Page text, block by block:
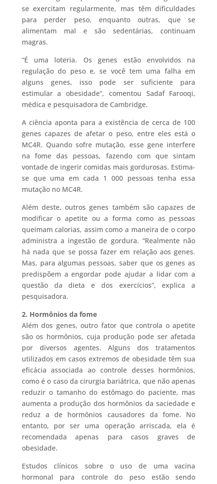
se exercitam regularmente, mas têm dificuldades
para perder peso, enquanto outras, que se
alimentam mal e são sedentárias, continuam
magras.
“É uma loteria. Os genes estão envolvidos na
regulação do peso e, se você tem uma falha em
alguns genes, isso pode ser suficiente para
estimular a obesidade”, comentou Sadaf Farooqi,
médica e pesquisadora de Cambridge.
A ciência aponta para a existência de cerca de 100
genes capazes de afetar o peso, entre eles está o
MC4R. Quando sofre mutação, esse gene interfere
na fome das pessoas, fazendo com que sintam
vontade de ingerir comidas mais gordurosas. Estima-
se que uma em cada 1 000 pessoas tenha essa
mutação no MC4R.
Além deste, outros genes também são capazes de
modificar o apetite ou a forma como as pessoas
queimam calorias, assim como a maneira de o corpo
administra a ingestão de gordura. “Realmente não
há nada que se possa fazer em relação aos genes.
Mas, para algumas pessoas, saber que os genes as
predispõem a engordar pode ajudar a lidar com a
questão da dieta e dos exercícios”, explica a
pesquisadora.
2. Hormônios da fome
Além dos genes, outro fator que controla o apetite
são os hormônios, cuja produção pode ser afetada
por diversos agentes. Alguns dos tratamentos
utilizados em casos extremos de obesidade têm sua
eficácia associada ao controle desses hormônios,
como é o caso da cirurgia bariátrica, que não apenas
reduzir o tamanho do estômago do paciente, mas
aumenta a produção dos hormônios da saciedade e
reduz a de hormônios causadores da fome. No
entanto, por ser uma operação arriscada, ela é
recomendada apenas para casos graves de
obesidade.
Estudos clínicos sobre o uso de uma vacina
hormonal para controle do peso estão sendo